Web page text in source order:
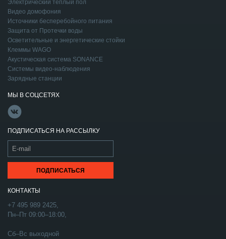
Электрический теплый пол
Видео домофония
Источники бесперебойного питания
Защита от Протечки воды
Осветительные и энергетические стойки
Клеммы WAGO
Акустическая система SONANCE
Системы видео-наблюдения
Зарядные станции
МЫ В СОЦСЕТЯХ
ПОДПИСАТЬСЯ НА РАССЫЛКУ
КОНТАКТЫ
+7 495 989 2425,
Пн–Пт 09:00–18:00,
Сб–Вс выходной